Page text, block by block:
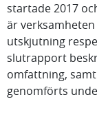
startade 2017
är
utskjutning
slutrapport
omfattning,
genomförts